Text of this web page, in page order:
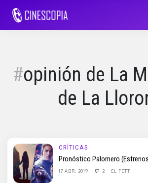
opinión de La
de La
CRÍTICAS
Pronóstico Palomero
17 ABR, 2019 2 EL FETT